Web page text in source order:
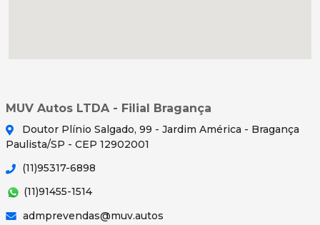
MUV Autos LTDA - Filial Bragança
Doutor Plínio Salgado, 99 - Jardim América - Bragança
Paulista/SP - CEP 12902001
(11)95317-6898
(11)91455-1514
admprevendas@muv.autos